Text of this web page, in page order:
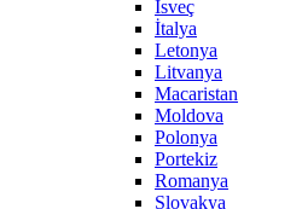
İsveç
İtalya
Letonya
Litvanya
Macaristan
Moldova
Polonya
Portekiz
Romanya
Slovakya